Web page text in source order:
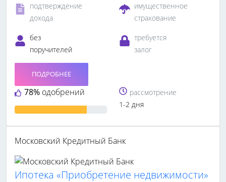
подтверждение
дохода
имущественное
страхование
без
поручителей
требуется
залог
78% одобрений
ПОДРОБНЕЕ
рассмотрение
1-2 дня
Московский Кредитный Банк
Ипотека «Приобретение недвижимости»